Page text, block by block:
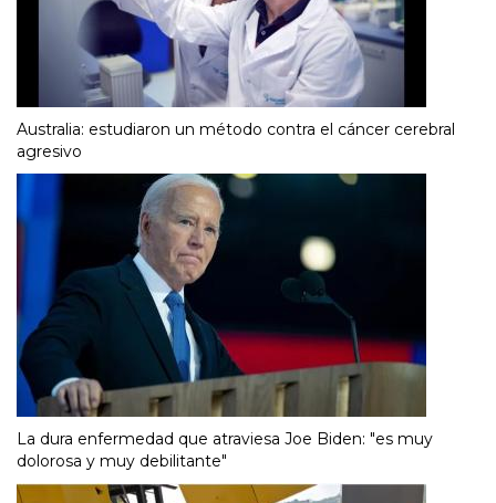
Australia: estudiaron un método contra el cáncer cerebral
agresivo
La dura enfermedad que atraviesa Joe Biden: "es muy
dolorosa y muy debilitante"